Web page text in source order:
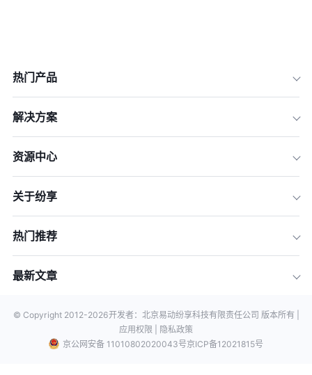
热门产品
解决方案
资源中心
关于纷享
热门推荐
最新文章
© Copyright 2012-2026开发者：北京易动纷享科技有限责任公司 版本所有 |
应用权限 |
隐私政策
京公网安备 11010802020043号京ICP备12021815号